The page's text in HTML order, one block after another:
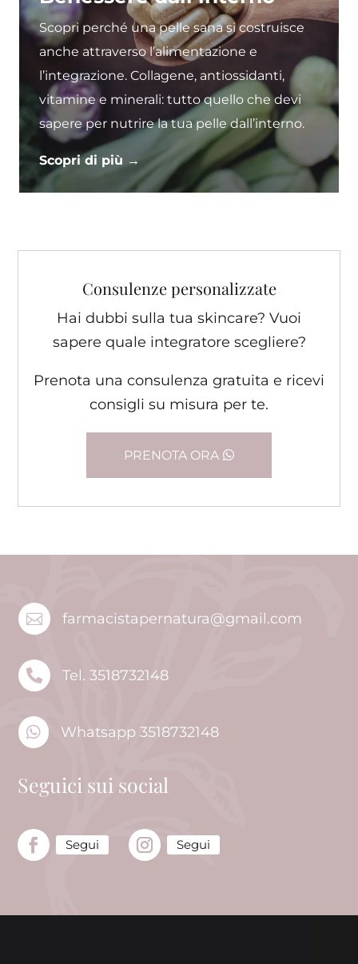
Scopri perché una pelle sana si costruisce
anche attraverso l’alimentazione e
l’integrazione. Collagene, antiossidanti,
vitamine e minerali: tutto quello che devi
sapere per nutrire la tua pelle dall’interno.
Scopri di più →
Consulenze personalizzate
Hai dubbi sulla tua skincare? Vuoi
sapere quale integratore scegliere?
Prenota una consulenza gratuita e ricevi
consigli su misura per te.
PRENOTA ORA
 farmacistapernatura@gmail.com
 Tel. 3518732148
 Whatsapp 3518732148
Seguici sui social
Segui Segui